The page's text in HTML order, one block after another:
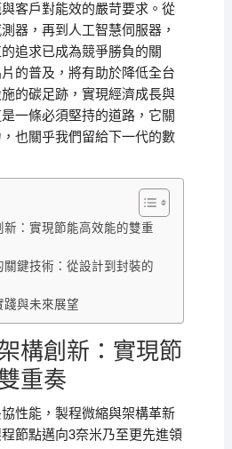
客戶對能效的嚴苛要求。從
器，再到人工智慧伺服器，
追求已成為競爭勝負的關
的普及，將有助於降低全台
的碳足跡，實現經濟成長與
一條必須堅持的道路，它關
也關乎我們留給下一代的數
：實現節能高效能的雙重
鍵技術：從設計到封裝的
踐與未來展望
構創新：實現節
重奏
性能，製程微縮與架構革新
節點邁向3奈米乃至更先進領